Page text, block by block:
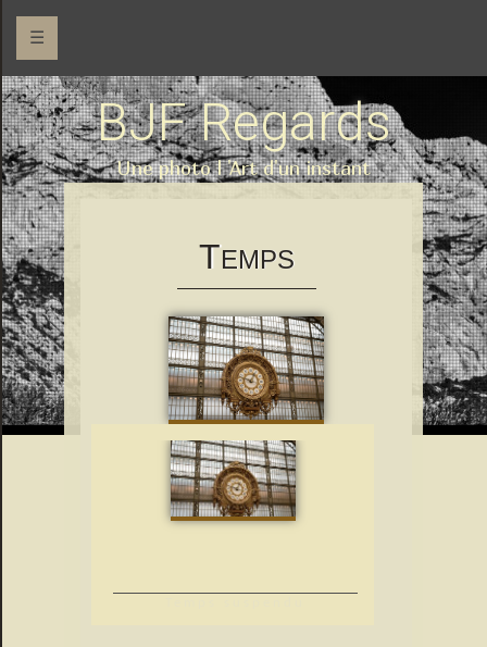
☰
BJF Regards
Une photo l 'Art d'un instant
TEMPS